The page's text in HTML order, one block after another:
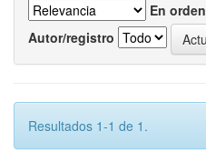
En orden
Autor/registro
Resultados 1-1 de 1.